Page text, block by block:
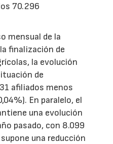
70.296
mensual de la
finalización de
la evolución
de
afiliados menos
En paralelo, el
una evolución
pasado, con 8.099
una reducción